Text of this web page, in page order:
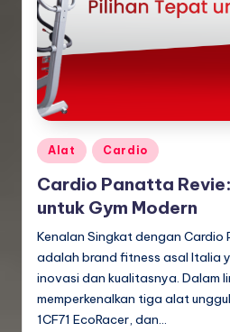
Posted
in
Alat Cardio
Cardio Panatta
untuk Gym Modern
Kenalan Singkat dengan
adalah brand fitness asal Italia
inovasi dan kualitasnya. Dalam
memperkenalkan tiga alat
1CF71 EcoRacer, dan…